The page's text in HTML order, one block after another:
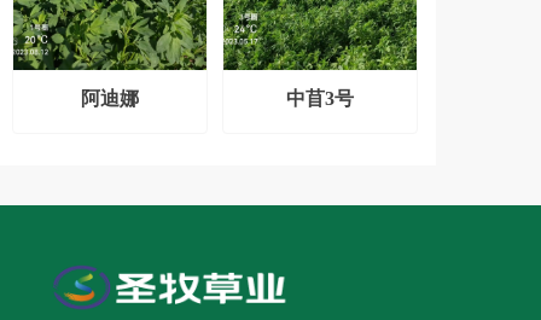
阿迪娜 中苜3号